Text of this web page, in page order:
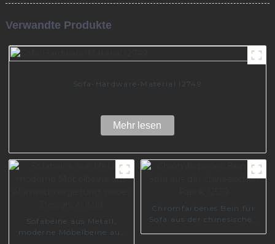
Verwandte Produkte
Sofa-Hardware-Material I2749
Mehr lesen
Sofabeine aus Metall,
moderne Möbelbeine aus
Chromfarbenes Bein für
Sofa aus der chinesischen